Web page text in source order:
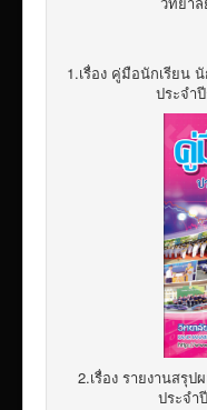
1.เรื่อง คู่มือนักเรียน
ประจำ
2.เรื่อง รายงานสรุป
ประจำ